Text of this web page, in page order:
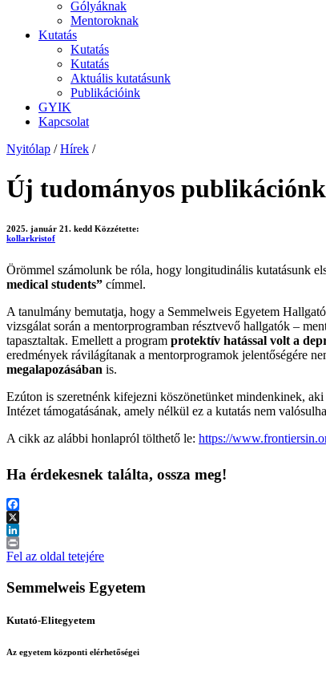
Gólyáknak
Mentoroknak
Kutatás
Kutatás
Kutatás
Aktuális kutatásunk
Publikációink
GYIK
Kapcsolat
Nyitólap / Hírek /
Új tudományos
2025. január 21. kedd Közzétette:
kollarkristof
Örömmel számolunk be róla, hogy longitudinális kutatásunk
medical students” címmel.
A tanulmány bemutatja, hogy a Semmelweis Egyetem
vizsgálat során a mentorprogramban résztvevő hallgatók –
tapasztaltak. Emellett a program protektív hatással volt a
eredmények rávilágítanak a mentorprogramok jelentőségére
megalapozásában is.
Ezúton is szeretnénk kifejezni köszönetünket mindenkinek,
Intézet támogatásának, amely nélkül ez a kutatás nem
A cikk az alábbi honlapról tölthető le: https://
Ha érdekesnek találta, ossza meg!
Facebook
X
LinkedIn
Print
Fel az oldal tetejére
Semmelweis Egyetem
Kutató-Elitegyetem
Az egyetem központi elérhetőségei